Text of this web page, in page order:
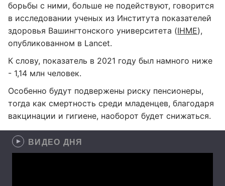
борьбы с ними, больше не подействуют, говорится
в исследовании ученых из Института показателей
здоровья Вашингтонского университета (IHME),
опубликованном в Lancet.
К слову, показатель в 2021 году был намного ниже
- 1,14 млн человек.
Особенно будут подвержены риску пенсионеры,
тогда как смертность среди младенцев, благодаря
вакцинации и гигиене, наоборот будет снижаться.
ВИДЕО ДНЯ